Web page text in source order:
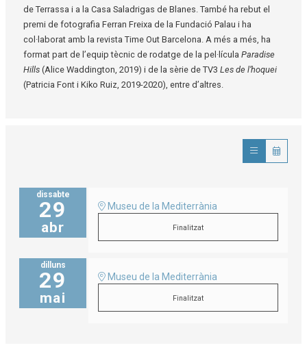
de Terrassa i a la Casa Saladrigas de Blanes. També ha rebut el
premi de fotografia Ferran Freixa de la Fundació Palau i ha
col·laborat amb la revista Time Out Barcelona. A més a més, ha
format part de l’equip tècnic de rodatge de la pel·lícula Paradise
Hills(Alice Waddington, 2019) i de la sèrie de TV3 Les de l’hoquei
(Patricia Font i Kiko Ruiz, 2019-2020), entre d’altres.
dissabte
29
abr
Museu de la Mediterrània
Finalitzat
dilluns
29
mai
Museu de la Mediterrània
Finalitzat